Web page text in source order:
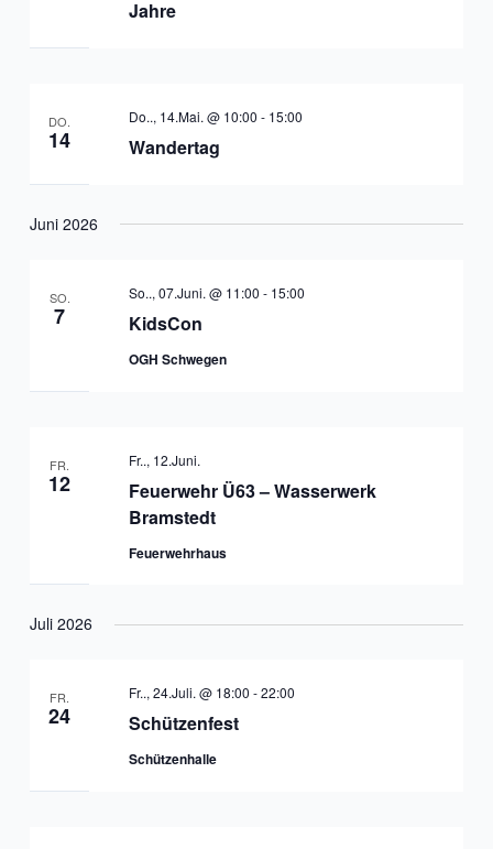
Jahre
DO.
14 Wandertag
Do.., 14.Mai. @ 10:00 - 15:00
Juni 2026
SO.
7 KidsCon
So.., 07.Juni. @ 11:00 - 15:00
OGH Schwegen
FR.
12
Feuerwehr Ü63 – Wasserwerk
Bramstedt
Fr.., 12.Juni.
Feuerwehrhaus
Juli 2026
FR.
24 Schützenfest
Fr.., 24.Juli. @ 18:00 -22:00
Schützenhalle